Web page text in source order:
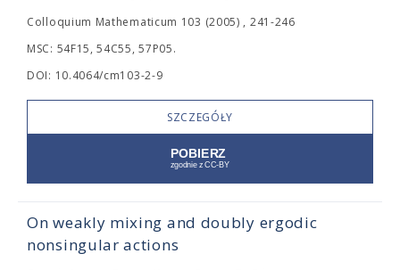
Colloquium Mathematicum 103 (2005) , 241-246
MSC: 54F15, 54C55, 57P05.
DOI: 10.4064/cm103-2-9
SZCZEGÓŁY
On weakly mixing and doubly ergodic
nonsingular actions